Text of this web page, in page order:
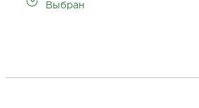
Выбран